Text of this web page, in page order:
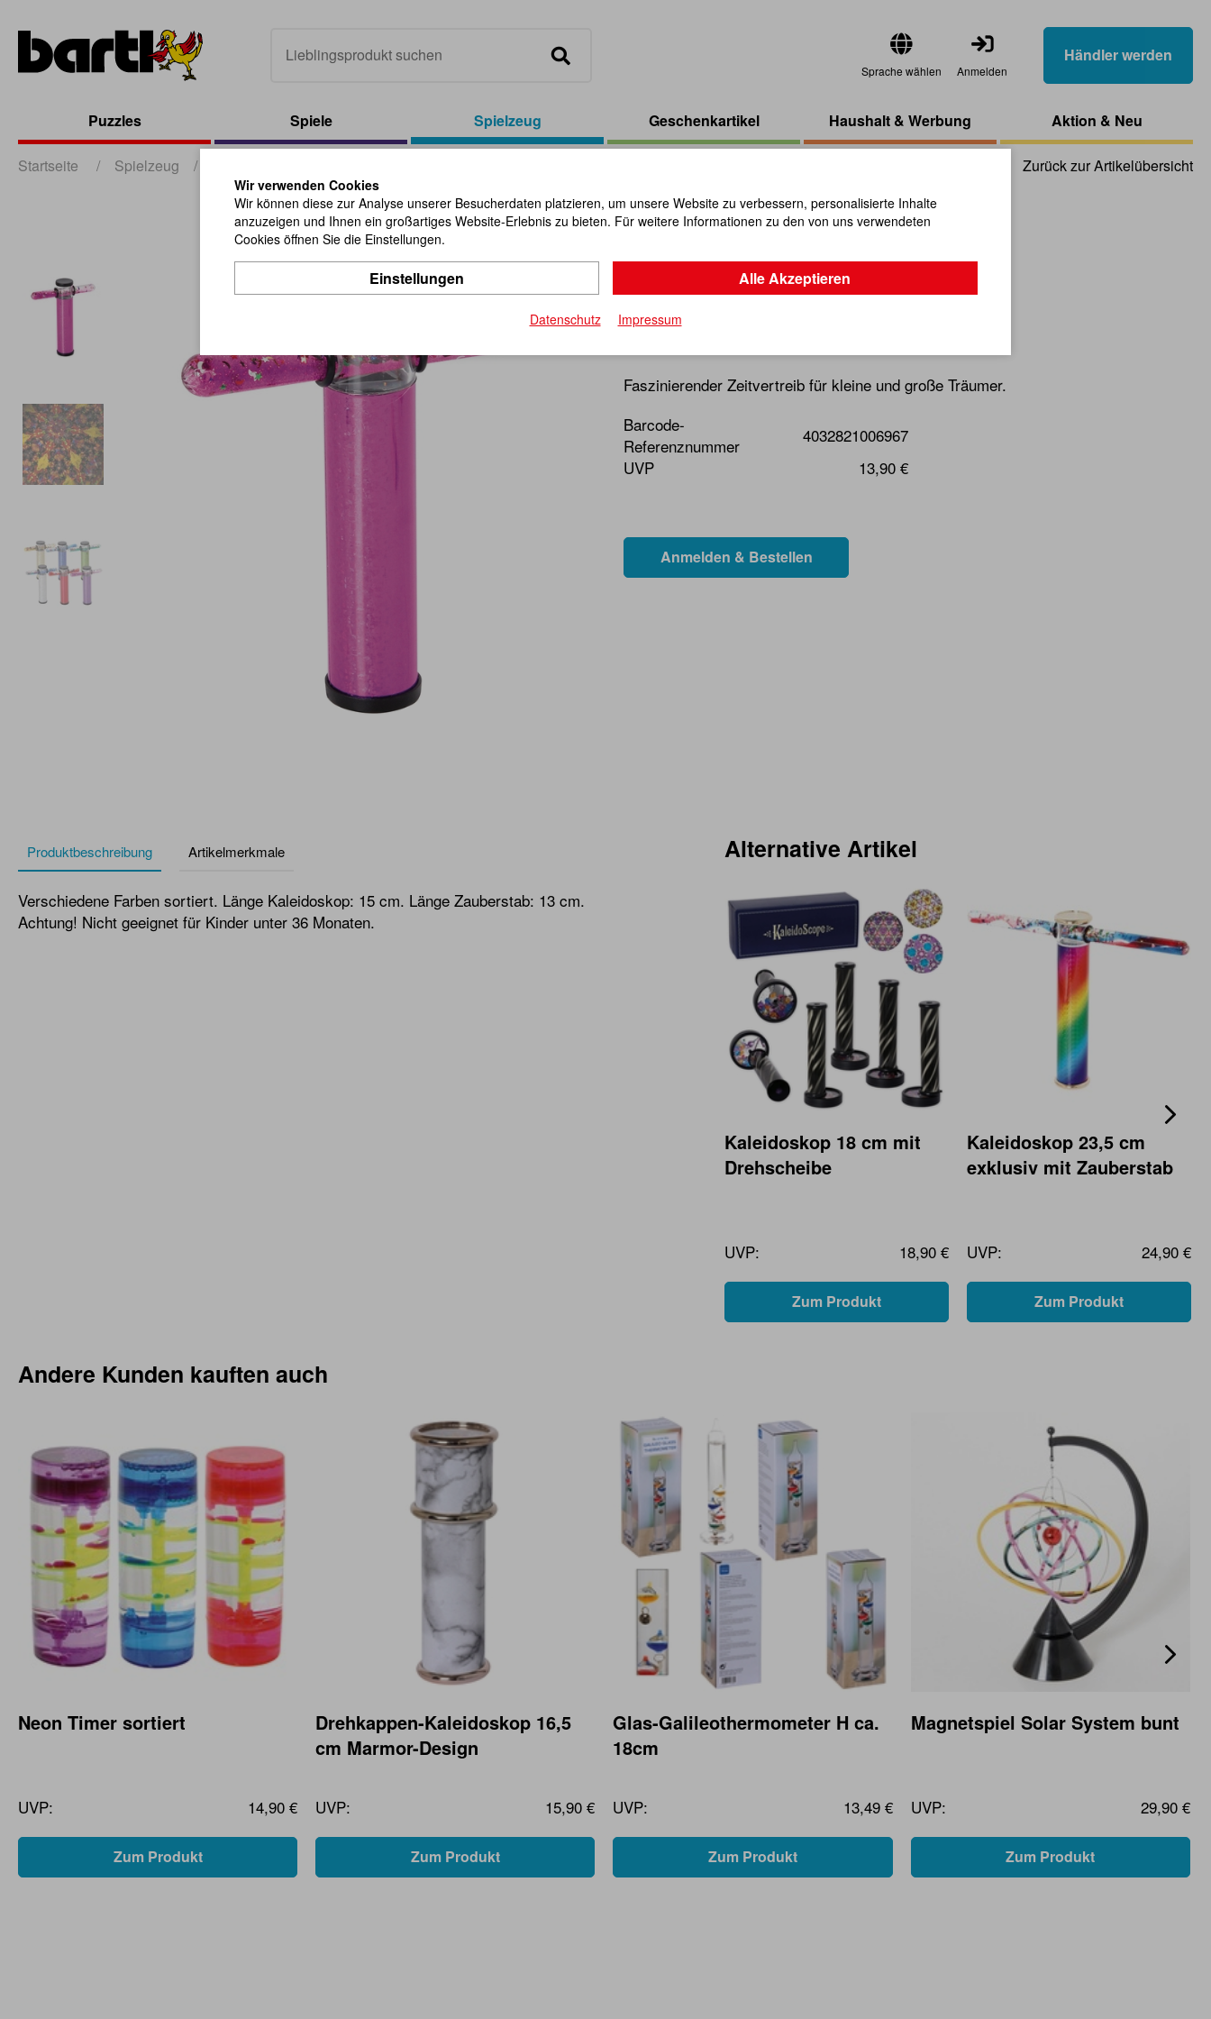
Sprache wählen Anmelden
Händler werden
Puzzles Spiele Spielzeug Geschenkartikel Haushalt & Werbung Aktion & Neu
Startseite / Spielzeug / Zurück zur Artikelübersicht
Kaleidoskop 15 cm mit
Zauberstab
Faszinierender Zeitvertreib für kleine und große Träumer.
Barcode-
Referenznummer
4032821006967
UVP
13,90 €
Produktbeschreibung Artikelmerkmale
Verschiedene Farben sortiert. Länge Kaleidoskop: 15 cm. Länge Zauberstab: 13 cm.
Achtung! Nicht geeignet für Kinder unter 36 Monaten.
Alternative Artikel
Kaleidoskop 18 cm mit
Drehscheibe
UVP: 18,90 €
Zum Produkt
Kaleidoskop 23,5 cm
exklusiv mit Zauberstab
UVP: 24,90 €
Zum Produkt
Andere Kunden kauften auch
Neon Timer sortiert
UVP: 14,90 €
Zum Produkt
Drehkappen-Kaleidoskop 16,5
cm Marmor-Design
UVP: 15,90 €
Zum Produkt
Glas-Galileothermometer H ca.
18cm
UVP: 13,49 €
Zum Produkt
Magnetspiel Solar System bunt
UVP: 29,90 €
Zum Produkt
Wir verwenden Cookies
Wir können diese zur Analyse unserer Besucherdaten platzieren, um unsere Website zu verbessern, personalisierte Inhalte
anzuzeigen und Ihnen ein großartiges Website-Erlebnis zu bieten. Für weitere Informationen zu den von uns verwendeten
Cookies öffnen Sie die Einstellungen.
Einstellungen Alle Akzeptieren
Datenschutz Impressum